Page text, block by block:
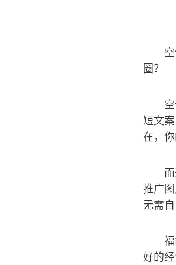
圈？
短文
在，
推广
无需
好的